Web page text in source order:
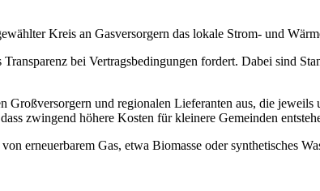
Kreis an Gasversorgern das lokale Strom- und
bei Vertragsbedingungen fordert. Dabei sind
und regionalen Lieferanten aus, die jeweils
zwingend höhere Kosten für kleinere Gemeinden
erneuerbarem Gas, etwa Biomasse oder synthetisches